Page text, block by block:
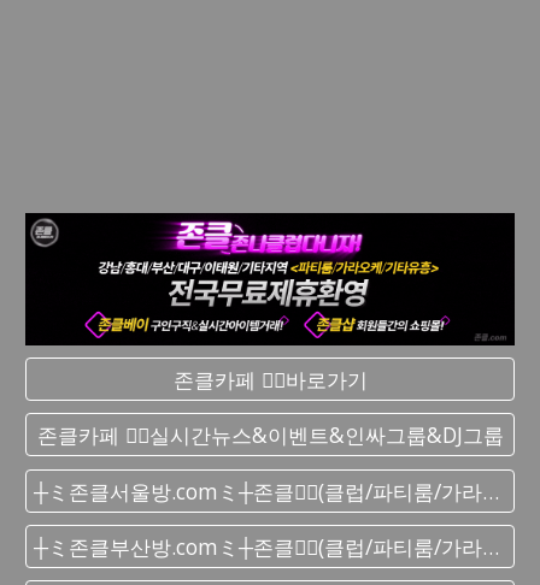
존클카페 ❤️‍🔥바로가기
존클카페 ❤️‍🔥실시간 뉴스&이벤트&인싸그룹&DJ그룹
┼ミ존클서울방.comミ┼존클❤️‍🔥(클럽/파티룸/가라오케) - 단톡방
┼ミ존클부산방.comミ┼존클❤️‍🔥(클럽/파티룸/가라오케) - 단톡방